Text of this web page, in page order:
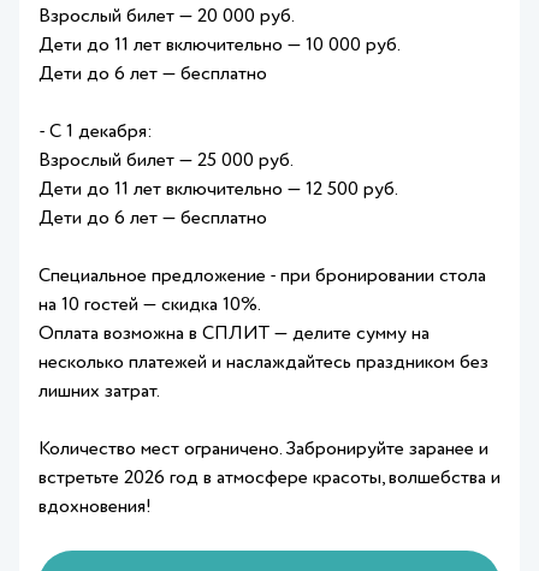
Взрослый билет — 20 000 руб.
Дети до 11 лет включительно — 10 000 руб.
Дети до 6 лет — бесплатно
- С 1 декабря:
Взрослый билет — 25 000 руб.
Дети до 11 лет включительно — 12 500 руб.
Дети до 6 лет — бесплатно
Специальное предложение - при бронировании стола
на 10 гостей — скидка 10%.
Оплата возможна в СПЛИТ — делите сумму на
несколько платежей и наслаждайтесь праздником без
лишних затрат.
Количество мест ограничено. Забронируйте заранее и
встретьте 2026 год в атмосфере красоты, волшебства и
вдохновения!